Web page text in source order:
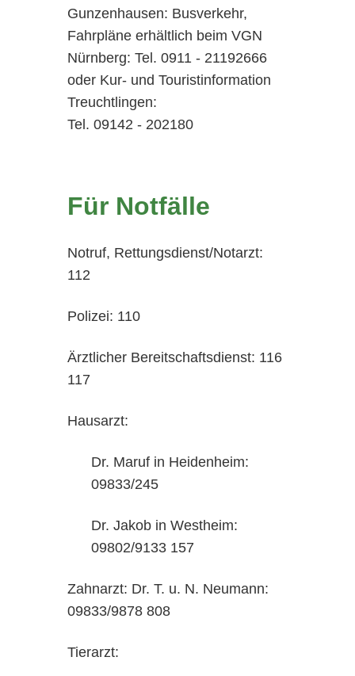
Gunzenhausen: Busverkehr,
Fahrpläne erhältlich beim VGN
Nürnberg: Tel. 0911 - 21192666
oder Kur- und Touristinformation
Treuchtlingen:
Tel. 09142 - 202180
Für Notfälle
Notruf, Rettungsdienst/Notarzt:
112
Polizei: 110
Ärztlicher Bereitschaftsdienst: 116
117
Hausarzt:
Dr. Maruf in Heidenheim:
09833/245
Dr. Jakob in Westheim:
09802/9133 157
Zahnarzt: Dr. T. u. N. Neumann:
09833/9878 808
Tierarzt: